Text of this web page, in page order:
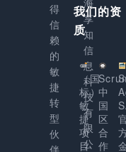
得
信
赖
的
敏
捷
转
型
伙
海
享
知
信
息
科
技
有
限
公
我们的资
质
（国
标）
敏
捷
项
目
中
国
区
合
作